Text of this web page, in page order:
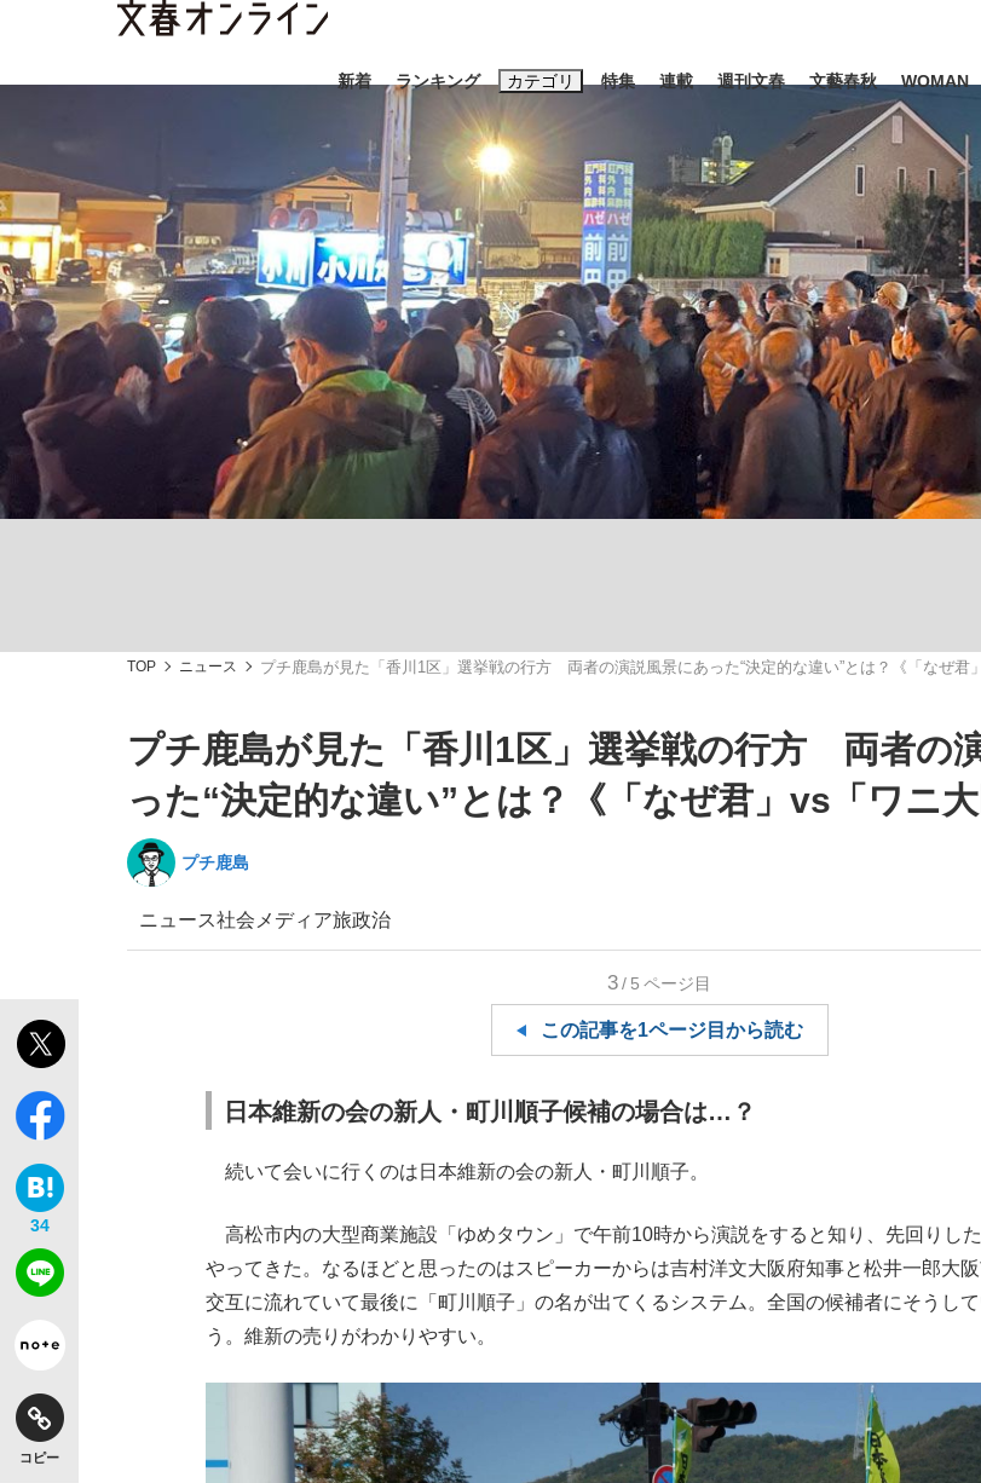
新着 ランキング カテゴリ
スクープ ニュース ライフ ビジネス
「90%は失敗する。でも…」本田圭佑が初めて明かした日本代表監督に... 「最悪の空
「敗因分析は一切聞かれなかった」侍ジャパン選手が証言した“NPB聞... 「クマが悪者
「目標達成できなかったからと言って…」サッカー日本代表・森保一監督...
特集
終戦から81年
キングの誕生を、目撃せよ。
the Style
連載 週刊文春 文藝春秋 WOMAN
キーワード入力
おすすめのキーワードタグ一覧
#藤田晋 #三山凌輝 #高市早苗 #後藤真希 #森岡毅 #城彰二
#玉木雄一郎
#亀和田武
TOP ニュース プチ鹿島が見た「香川1区」選挙戦の行方 両者の演説風景にあった“決定的な違い”とは？《「なぜ君
プチ鹿島が見た「香川1区」選挙戦の行方 両者の
った“決定的な違い”とは？《「なぜ君」vs「ワニ大
プチ鹿島
ニュース社会 メディア旅政治
34
コピー
3/5 ページ目
この記事を1ページ目から読む
日本維新の会の新人・町川順子候補の場合は…？
続いて会いに行くのは日本維新の会の新人・町川順子。
高松市内の大型商業施設「ゆめタウン」で午前10時から演説をすると知り、先回りし
やってきた。なるほどと思ったのはスピーカーからは吉村洋文大阪府知事と松井一郎大
交互に流れていて最後に「町川順子」の名が出てくるシステム。全国の候補者にそうし
う。維新の売りがわかりやすい。